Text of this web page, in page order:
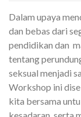
Dalam upaya
dan bebas dari
pendidikan dan
tentang
seksual menjadi
Workshop ini
kita bersama